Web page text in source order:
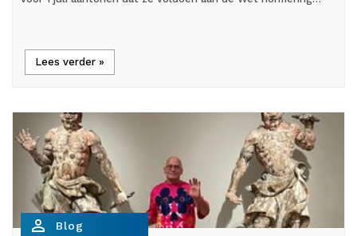
Lees verder »
person_outline Blog